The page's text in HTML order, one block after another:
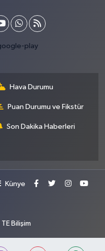
Hava Durumu
Puan Durumu ve Fikstür
Son Dakika Haberleri
Künye
TE Bilişim